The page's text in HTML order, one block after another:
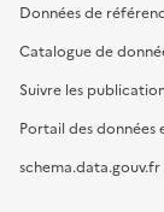
Données de
Catalogue de
Suivre les
Portail des données
schema.data.gouv.fr